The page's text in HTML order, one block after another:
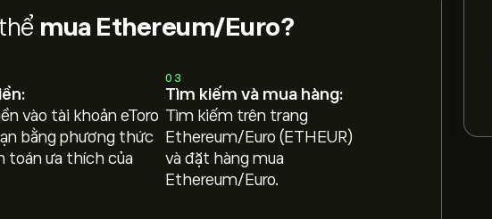
mua Ethereum/Euro?
vào tài khoản eToro
bằng phương thức
toán ưa thích của
03
Tìm kiếm và mua hàng:
Tìm kiếm trên trang
Ethereum/Euro (ETHEUR)
và đặt hàng mua
Ethereum/Euro.